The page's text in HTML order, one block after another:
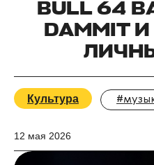
BULL 64
DAMMIT
Культура
12 мая 2026